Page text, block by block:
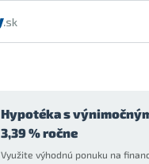
Hypotéka s
3,39 % ročne
Využite výhodnú ponuku na